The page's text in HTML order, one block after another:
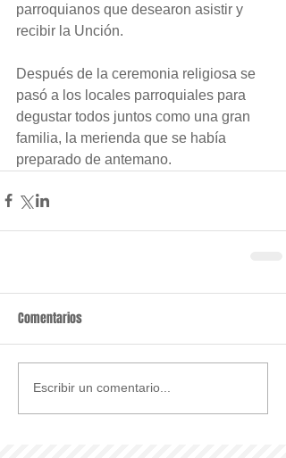
parroquianos que desearon asistir y
recibir la Unción.
Después de la ceremonia religiosa se
pasó a los locales parroquiales para
degustar todos juntos como una gran
familia, la merienda que se había
preparado de antemano.
Comentarios
Escribir un comentario...